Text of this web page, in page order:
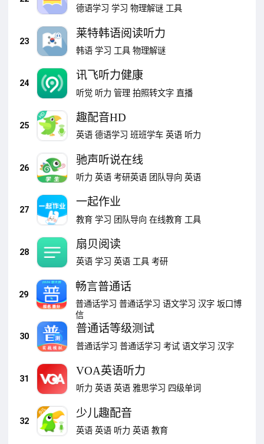
德语学习 学习 物理解谜 工具
23
莱特韩语阅读听力
韩语 学习 工具 物理解谜
24
讯飞听力健康
听觉 听力 管理 拍照转文字 直播
25
趣配音HD
英语 德语学习 班班学车 英语 听力
26
驰声听说在线
听力 英语 考研英语 团队导向 英语
27
一起作业
教育 学习 团队导向 在线教育 工具
28
扇贝阅读
英语 学习 英语 工具 考研
29
畅言普通话
普通话学习 普通话学习 语文学习 汉字 坂口博
信
30
普通话等级测试
普通话学习 普通话学习 考试 语文学习 汉字
31
VOA英语听力
听力 英语 英语 雅思学习 四级单词
32
少儿趣配音
英语 英语 听力 英语 教育